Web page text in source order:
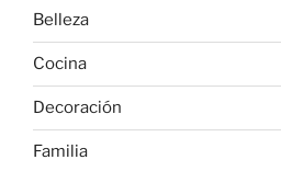
Belleza
Cocina
Decoración
Familia